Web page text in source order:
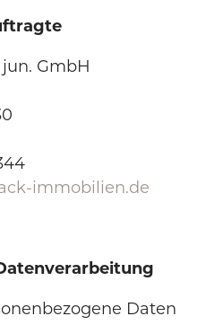
GmbH
immobilien.de
Daten